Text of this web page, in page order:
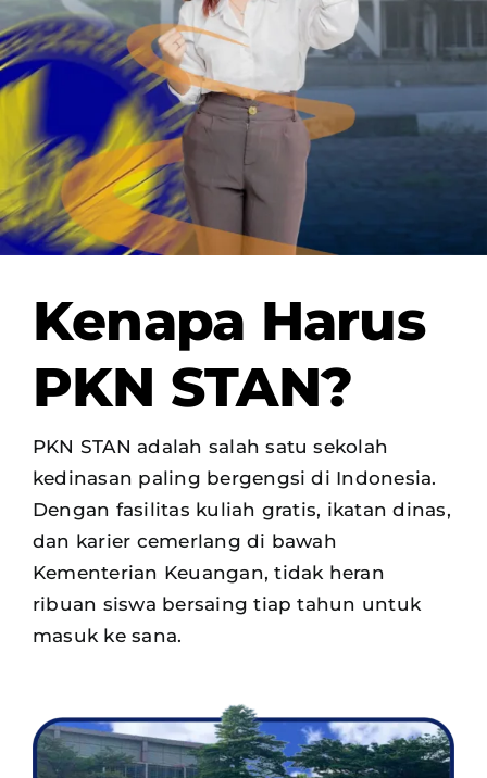
OUR PROGRAM
REGISTRATION
Kenapa Harus
PKN STAN?
PKN STAN adalah salah satu sekolah
kedinasan paling bergengsi di Indonesia.
Dengan fasilitas kuliah gratis, ikatan dinas,
dan karier cemerlang di bawah
Kementerian Keuangan, tidak heran
ribuan siswa bersaing tiap tahun untuk
masuk ke sana.